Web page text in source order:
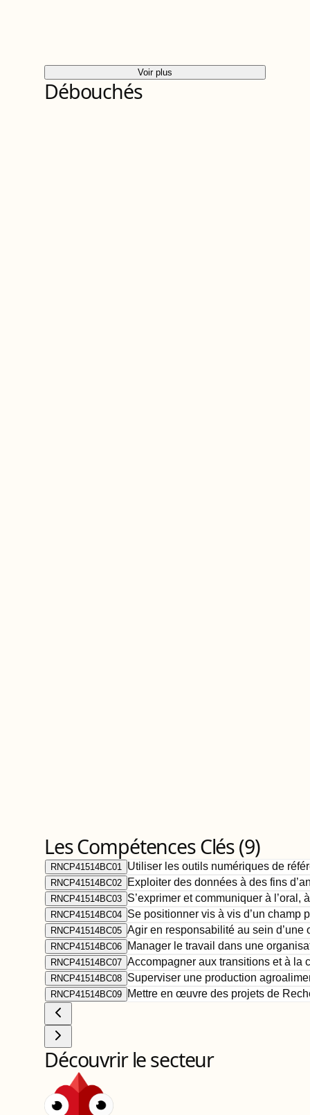
Voir plus
Débouchés
Les Compétences Clés (9)
RNCP41514BC01 Utiliser les outils numériques de
RNCP41514BC02 Exploiter des données à des fins
RNCP41514BC03 S’exprimer et communiquer à l’oral,
RNCP41514BC04 Se positionner vis à vis d’un champ
RNCP41514BC05 Agir en responsabilité au sein
RNCP41514BC06 Manager le travail dans une
RNCP41514BC07 Accompagner aux transitions et à la
RNCP41514BC08 Superviser une production
RNCP41514BC09 Mettre en œuvre des projets de
Découvrir le secteur